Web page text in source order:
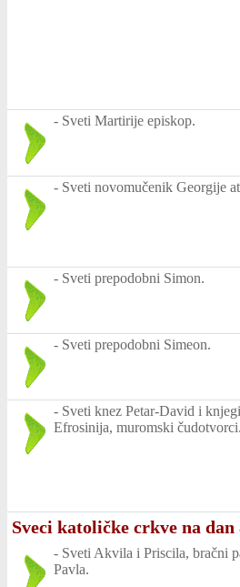
- Sveti Martirije episkop.
- Sveti novomučenik Georgije
- Sveti prepodobni Simon.
- Sveti prepodobni Simeon.
- Sveti knez Petar-David i
Efrosinija, muromski čudotvorci.
Sveci katoličke crkve na
- Sveti Akvila i Priscila, bračni
Pavla.